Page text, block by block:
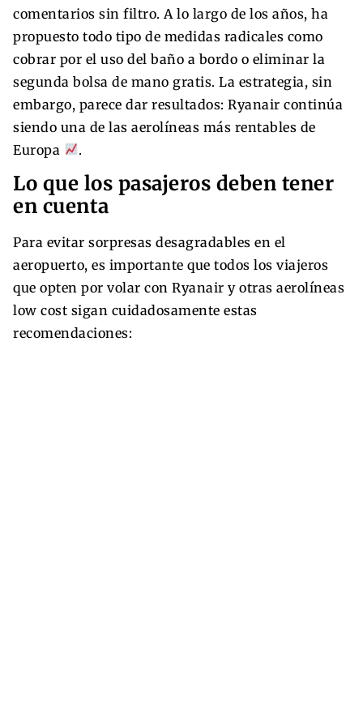
comentarios sin filtro. A lo largo de los años, ha
propuesto todo tipo de medidas radicales como
cobrar por el uso del baño a bordo o eliminar la
segunda bolsa de mano gratis. La estrategia, sin
embargo, parece dar resultados: Ryanair continúa
siendo una de las aerolíneas más rentables de
Europa
.
Lo que los pasajeros deben tener
en cuenta
Para evitar sorpresas desagradables en el
aeropuerto, es importante que todos los viajeros
que opten por volar con Ryanair y otras aerolíneas
low cost sigan cuidadosamente estas
recomendaciones: